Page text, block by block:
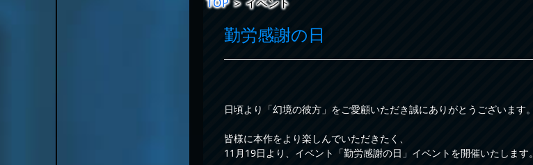
勤労感謝の日
日頃より「幻境の彼方」をご愛顧いただき誠にありがとうございます。
皆様に本作をより楽しんでいただきたく、
11月19日より、イベント「勤労感謝の日」イベントを開催いたします。